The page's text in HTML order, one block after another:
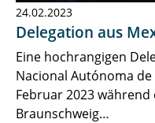
24.02.2023
Delegation aus
Eine hochrangigen
Nacional Autónoma de
Februar 2023 während
Braunschweig…